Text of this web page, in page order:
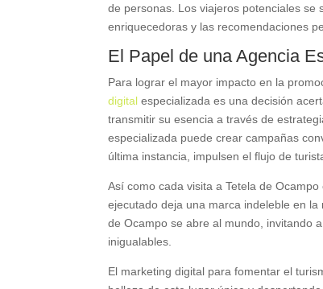
de personas. Los viajeros potenciales
enriquecedoras y las recomendaciones
El Papel de una Agencia
Para lograr el mayor impacto en la
digital especializada es una decisión
transmitir su esencia a través de
especializada puede crear campañas
última instancia, impulsen el flujo de
Así como cada visita a Tetela de
ejecutado deja una marca indeleble en
de Ocampo se abre al mundo, invitando
inigualables.
El marketing digital para fomentar el